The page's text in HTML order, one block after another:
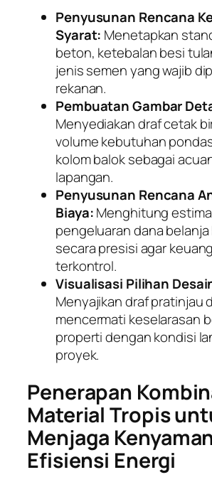
Penyusunan Rencana
Syarat: Menetapkan
beton, ketebalan besi
jenis semen yang wajib
rekanan.
Pembuatan Gambar
Menyediakan draf cetak
volume kebutuhan
kolom balok sebagai
lapangan.
Penyusunan Rencana
Biaya:Menghitung
pengeluaran dana
secara presisi agar
terkontrol.
Visualisasi Pilihan
Menyajikan draf pratinjau
mencermati keselarasan
properti dengan kondisi
proyek.
Penerapan
Material Tropis
Menjaga
Efisiensi Energi